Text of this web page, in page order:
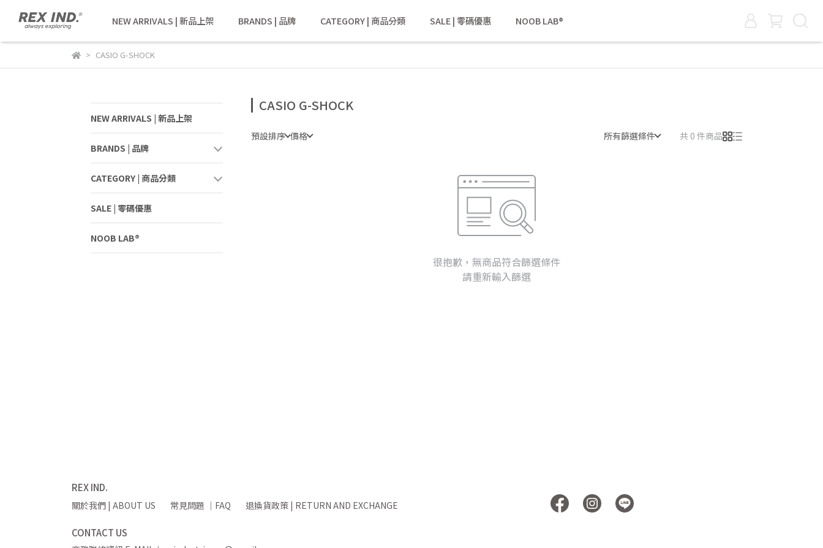
NEW ARRIVALS | 新品上架 BRANDS | 品牌 CATEGORY | 商品分類 SALE | 零碼優惠 NOOB LAB®
CASIO G-SHOCK
NEW ARRIVALS | 新品上架
BRANDS | 品牌
CATEGORY | 商品分類
SALE | 零碼優惠
NOOB LAB®
CASIO G-SHOCK
預設排序 價格 所有篩選條件 共 0 件商品
很抱歉，無商品符合篩選條件
請重新輸入篩選
REX IND.
關於我們 | ABOUT US 常見問題 ｜FAQ 退換貨政策 | RETURN AND EXCHANGE
CONTACT US